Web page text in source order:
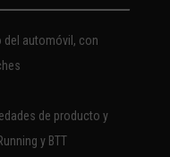
del automóvil, con
de producto y
y BTT